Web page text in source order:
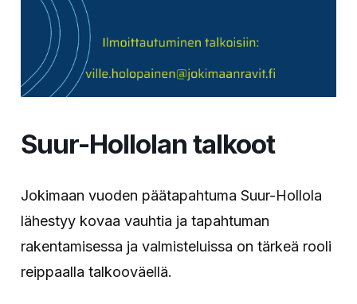
Suur-Hollolan talkoot
Jokimaan vuoden päätapahtuma Suur-Hollola
lähestyy kovaa vauhtia ja tapahtuman
rakentamisessa ja valmisteluissa on tärkeä rooli
reippaalla talkooväellä.